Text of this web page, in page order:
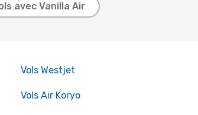
avec Vanilla Air
Vols Westjet
Vols Air Koryo